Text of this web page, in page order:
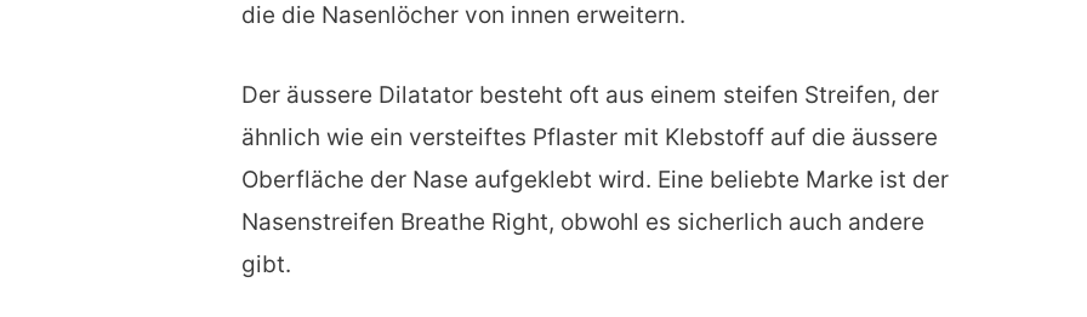
die die Nasenlöcher von innen erweitern.
Der äussere Dilatator besteht oft aus einem steifen Streifen, der
ähnlich wie ein versteiftes Pflaster mit Klebstoff auf die äussere
Oberfläche der Nase aufgeklebt wird. Eine beliebte Marke ist der
Nasenstreifen Breathe Right, obwohl es sicherlich auch andere
gibt.